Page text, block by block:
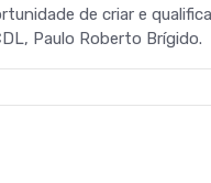
de criar e
Paulo Roberto Brígido.